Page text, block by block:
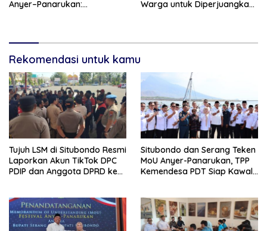
Anyer–Panarukan:
Warga untuk Diperjuangkan
Rekomendasi untuk kamu
Tujuh LSM di Situbondo Resmi
Laporkan Akun TikTok DPC
PDIP dan Anggota DPRD ke
Situbondo dan Serang Teken
MoU Anyer-Panarukan, TPP
Kemendesa PDT Siap Kawal